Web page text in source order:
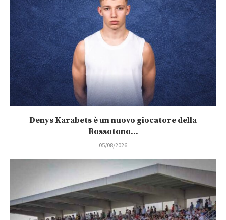
Denys Karabets è un nuovo giocatore della
Rossotono...
05/08/2026